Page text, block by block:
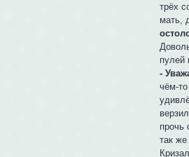
трёх
мать,
пулей
-
чём-
прочь
так